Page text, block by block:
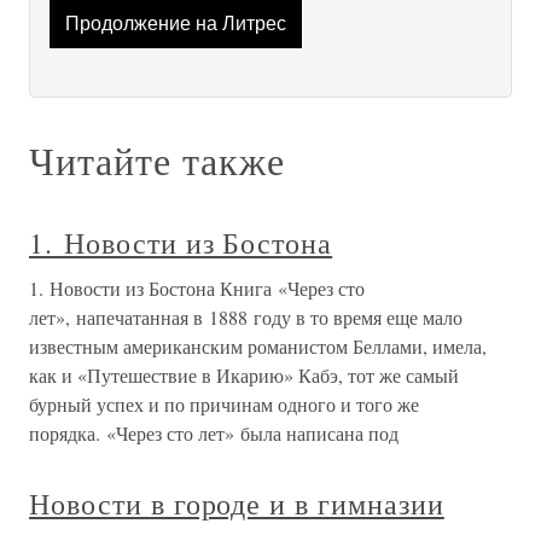
Продолжение на Литрес
Читайте также
1. Новости из Бостона
1. Новости из Бостона Книга «Через сто
лет», напечатанная в 1888 году в то время еще мало
известным американским романистом Беллами, имела,
как и «Путешествие в Икарию» Кабэ, тот же самый
бурный успех и по причинам одного и того же
порядка. «Через сто лет» была написана под
Новости в городе и в гимназии